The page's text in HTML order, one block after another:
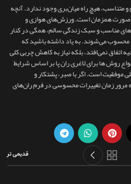
هیچ راه میان‌بری وجود ندارد. آنچه
صورت همزمان است. ورزش‌های هوازی و
مناسب و سبک زندگی سالم، همگی در کنار
محسوب می‌شوند. به یاد داشته باشید که
اتفاق نمی‌افتد، بلکه نیاز به کاهش چربی کلی
روش ها برای لاغری ران پا بر اساس شرایط
موفقیت است. اگر با صبر، پشتکار و
زمان تغییرات محسوسی در فرم ران‌های
قدیمی تر